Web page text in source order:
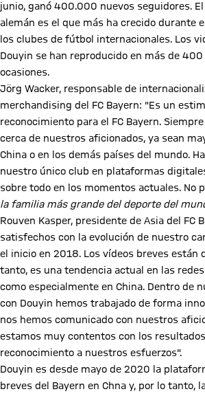
junio, ganó 400.000 nuevos seguidores.
alemán es el que más ha crecido durante
los clubes de fútbol internacionales. Los
Douyin se han reproducido en más de
ocasiones.
Jörg Wacker, responsable de
merchandising del FC Bayern: "Es un
reconocimiento para el FC Bayern.
cerca de nuestros aficionados, ya sean
China o en los demás países del mundo.
nuestro único club en plataformas
sobre todo en los momentos actuales. No
la familia más grande del deporte del
Rouven Kasper, presidente de Asia del FC
satisfechos con la evolución de nuestro
el inicio en 2018. Los vídeos breves están
tanto, es una tendencia actual en las
como especialmente en China. Dentro de
con Douyin hemos trabajado de forma
nos hemos comunicado con nuestros
estamos muy contentos con los resultados
reconocimiento a nuestros esfuerzos".
Douyin es desde mayo de 2020 la
breves del Bayern en Chna y, por lo tanto,